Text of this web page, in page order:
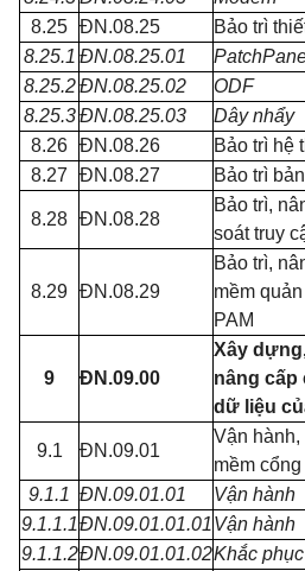
8.25 ĐN.08.25
Bảo trì
8.25.1 ĐN.08.25.01
8.25.2 ĐN.08.25.02
ODF
8.25.3 ĐN.08.25.03
Dây nhẩy
8.26 ĐN.08.26
Bảo trì hệ
8.27
ĐN.08.27 Bảo trì
8.28 ĐN.08.28
Bảo trì,
soát truy
8.29 ĐN.08.29
Bảo trì,
mềm
PAM
9 ĐN.09.00
Xây
nâng cấp
dữ liệu
9.1 ĐN.09.01
Vận hành,
mềm
9.1.1 ĐN.09.01.01
Vận hành
9.1.1.1ĐN.09.01.01.01Vận hành
9.1.1.2ĐN.09.01.01.02Khắc